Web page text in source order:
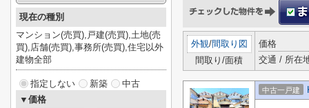
外観/間取り図
間取り/面積
価格
交通 / 所在
中古一戸建
現在の種別
マンション(売買),戸建(売買),土地(売
買),店舗(売買),事務所(売買),住宅以外
建物全部
指定しない 新築
中古
▼価格